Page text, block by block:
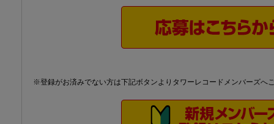
※登録がお済みでない方は下記ボタンよりタワーレコードメンバーズへ